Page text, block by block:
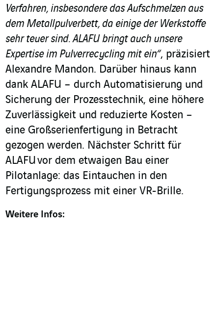
Verfahren, insbesondere das Aufschmelzen aus
dem Metallpulverbett, da einige der Werkstoffe
sehr teuer sind. ALAFU bringt auch unsere
Expertise im Pulverrecycling mit ein“, präzisiert
Alexandre Mandon. Darüber hinaus kann
dank ALAFU – durch Automatisierung und
Sicherung der Prozesstechnik, eine höhere
Zuverlässigkeit und reduzierte Kosten –
eine Großserienfertigung in Betracht
gezogen werden. Nächster Schritt für
ALAFU vor dem etwaigen Bau einer
Pilotanlage: das Eintauchen in den
Fertigungsprozess mit einer VR-Brille.
Weitere Infos: